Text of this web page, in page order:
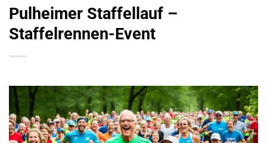
Pulheimer Staffellauf –
Staffelrennen-Event